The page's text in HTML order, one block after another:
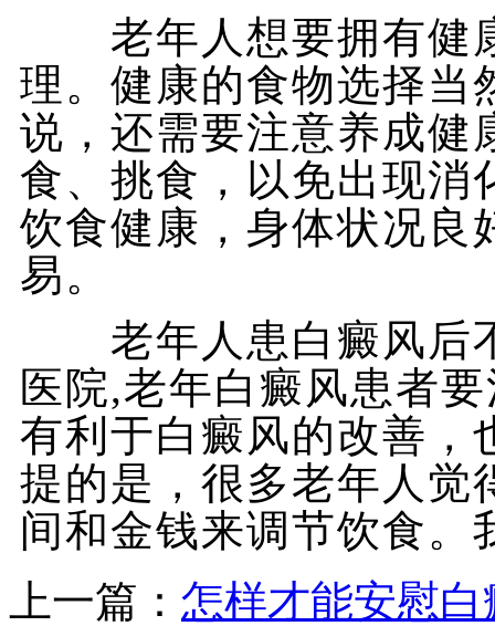
老年人想要拥有健
理。健康的食物选择当
说，还需要注意养成健
食、挑食，以免出现消
饮食健康，身体状况良
易。
老年人患白癜风后
医院,老年白癜风患者
有利于白癜风的改善，
提的是，很多老年人觉
间和金钱来调节饮食。
上一篇： 怎样才能安慰白